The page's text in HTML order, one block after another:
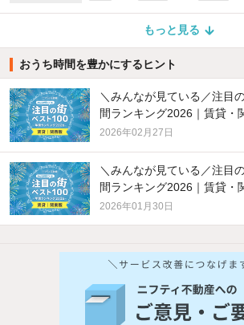
もっと見る
おうち時間を豊かにするヒント
＼みんなが見ている／注目
間ランキング2026｜賃貸・
2026年02月27日
＼みんなが見ている／注目
間ランキング2026｜賃貸・
2026年01月30日